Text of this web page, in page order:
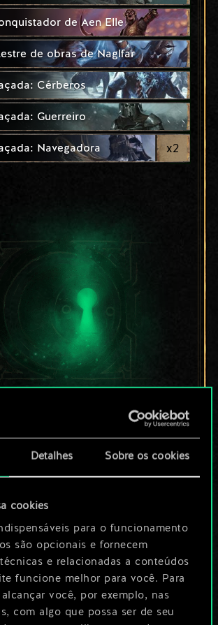
Detalhes Sobre os cookies
cookies
para o funcionamento
são opcionais e fornecem
e relacionadas a conteúdos
funcione melhor para você. Para
você, por exemplo, nas
com algo que possa ser de seu
de Aen Elle
de obras de Naglfar
Cérberos
Guerreiro
Navegadora x2
isto é
um conjunto
de cartas
dá para
muito mais!